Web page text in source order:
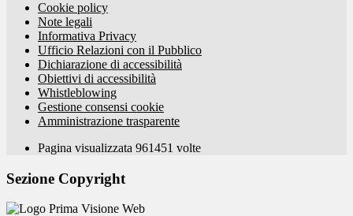
Cookie policy
Note legali
Informativa Privacy
Ufficio Relazioni con il Pubblico
Dichiarazione di accessibilità
Obiettivi di accessibilità
Whistleblowing
Gestione consensi cookie
Amministrazione trasparente
Pagina visualizzata 961451 volte
Sezione Copyright